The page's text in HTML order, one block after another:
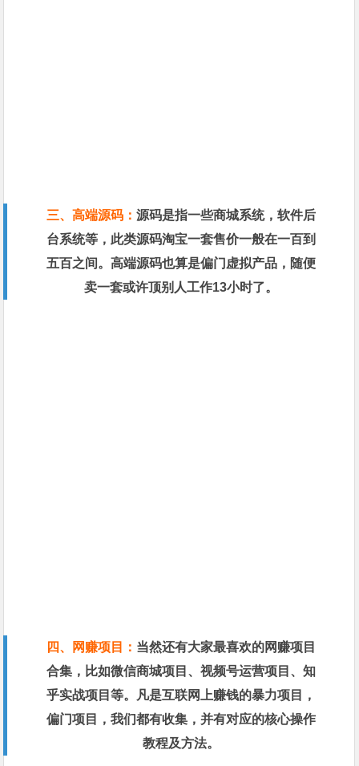
三、高端源码：源码是指一些商城系统，软件后
台系统等，此类源码淘宝一套售价一般在一百到
五百之间。高端源码也算是偏门虚拟产品，随便
卖一套或许顶别人工作13小时了。
四、网赚项目： 当然还有大家最喜欢的网赚项目
合集，比如微信商城项目、视频号运营项目、知
乎实战项目等。凡是互联网上赚钱的暴力项目，
偏门项目，我们都有收集，并有对应的核心操作
教程及方法。